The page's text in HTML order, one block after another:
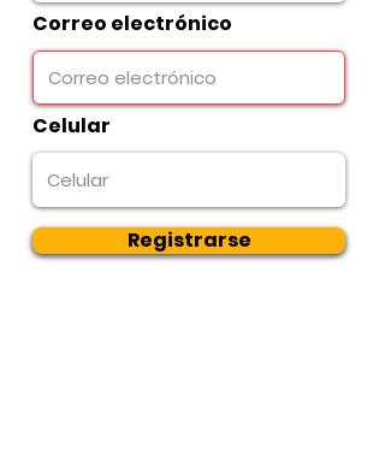
Correo electrónico
Celular
Registrarse